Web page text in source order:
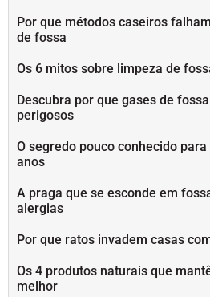
Por que métodos caseiros
de fossa
Os 6 mitos sobre limpeza de
Descubra por que gases de
perigosos
O segredo pouco conhecido
anos
A praga que se esconde em
alergias
Por que ratos invadem casas
Os 4 produtos naturais que
melhor